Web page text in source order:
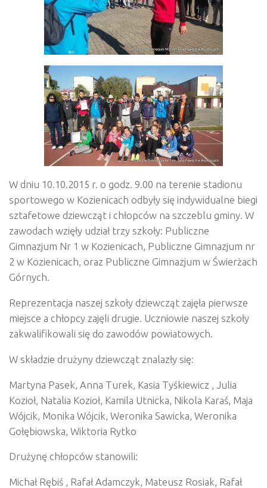
W dniu 10.10.2015 r. o godz. 9.00 na terenie stadionu
sportowego w Kozienicach odbyły się indywidualne biegi
sztafetowe dziewcząt i chłopców na szczeblu gminy. W
zawodach wzięły udział trzy szkoły: Publiczne
Gimnazjum Nr 1 w Kozienicach, Publiczne Gimnazjum nr
2 w Kozienicach, oraz Publiczne Gimnazjum w Świerżach
Górnych.
Reprezentacja naszej szkoły dziewcząt zajęła pierwsze
miejsce a chłopcy zajęli drugie. Uczniowie naszej szkoły
zakwalifikowali się do zawodów powiatowych.
W składzie drużyny dziewcząt znalazły się:
Martyna Pasek, Anna Turek, Kasia Tyśkiewicz , Julia
Kozioł, Natalia Kozioł, Kamila Utnicka, Nikola Karaś, Maja
Wójcik, Monika Wójcik, Weronika Sawicka, Weronika
Gołębiowska, Wiktoria Rytko
Drużynę chłopców stanowili:
Michał Rębiś , Rafał Adamczyk, Mateusz Rosiak, Rafał